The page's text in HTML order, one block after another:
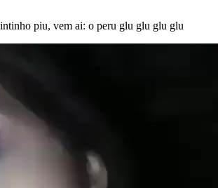
piu, vem ai: o peru glu glu glu glu